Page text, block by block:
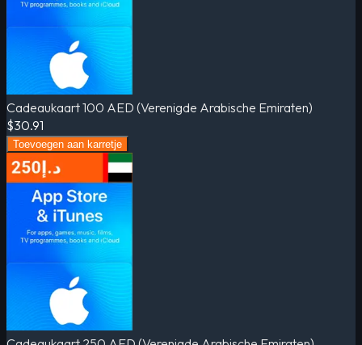
Cadeaukaart 100 AED (Verenigde Arabische Emiraten)
$30.91
Toevoegen aan karretje